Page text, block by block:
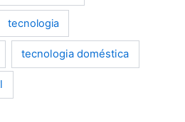
tecnologia
tecnologia doméstica